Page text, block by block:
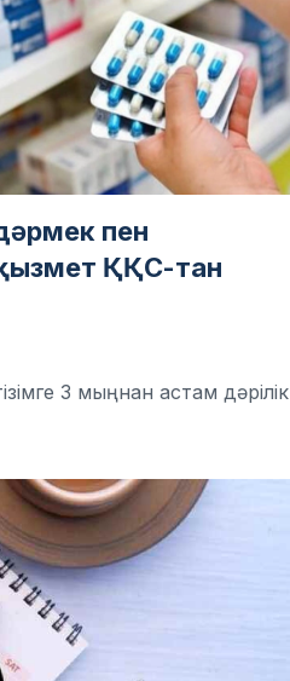
пен
ҚҚС-тан
3 мыңнан астам дәрілік